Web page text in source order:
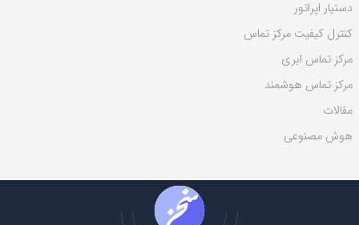
دستیار اپراتور
کنترل کیفیت مرکز تماس
مرکز تماس ابری
مرکز تماس هوشمند
مقالات
هوش مصنوعی